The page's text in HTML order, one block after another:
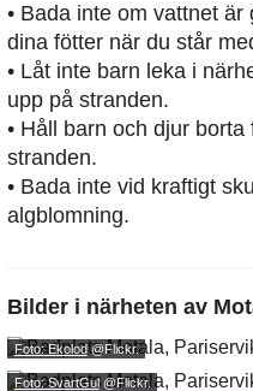
• Bada inte om vattnet
dina fötter när du står
• Låt inte barn leka i
upp på stranden.
• Håll barn och djur
stranden.
• Bada inte vid kraftigt
algblomning.
Bilder i närheten av
Foto: Ekolod@Flickr.
Foto: SvartGul@Flickr.